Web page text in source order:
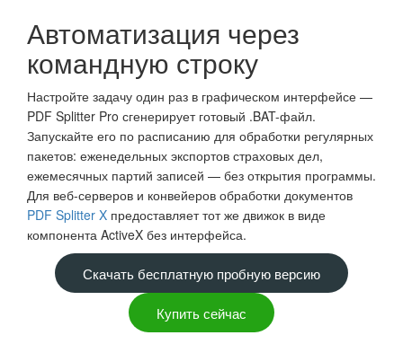
Автоматизация через
командную строку
Настройте задачу один раз в графическом интерфейсе —
PDF Splitter Pro сгенерирует готовый .BAT-файл.
Запускайте его по расписанию для обработки регулярных
пакетов: еженедельных экспортов страховых дел,
ежемесячных партий записей — без открытия программы.
Для веб-серверов и конвейеров обработки документов
PDF Splitter X предоставляет тот же движок в виде
компонента ActiveX без интерфейса.
Скачать бесплатную пробную версию
Купить сейчас